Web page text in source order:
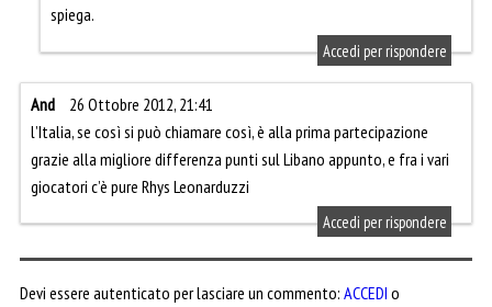
spiega.
Accedi per rispondere
And
26 Ottobre 2012, 21:41
l’Italia, se così si può chiamare così, è alla prima partecipazione
grazie alla migliore differenza punti sul Libano appunto, e fra i vari
giocatori c’è pure Rhys Leonarduzzi
Accedi per rispondere
Devi essere autenticato per lasciare un commento: ACCEDI o